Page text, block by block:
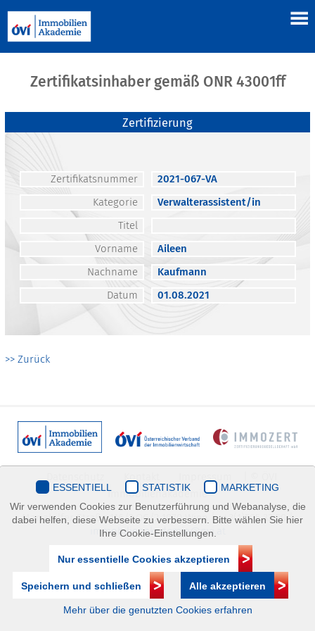
Zertifikatsinhaber gemäß ONR 43001ff
Zertifizierung
Zertifikatsnummer
2021-067-VA
Kategorie
Verwalterassistent/in
Titel
Vorname
Aileen
Nachname
Kaufmann
Datum
01.08.2021
>> Zurück
Immobilienakademie
Mariahilfer Straße 116/2.OG/2 1070 Wien | +43(1)505 32 50 |
immobilienakademie@ovi.at
ESSENTIELL STATISTIK
MARKETING
Wir verwenden Cookies zur Benutzerführung und Webanalyse, die
dabei helfen, diese Webseite zu verbessern. Bitte wählen Sie hier
Ihre Cookie-Einstellungen.
Nur essentielle Cookies akzeptieren
Speichern und schließen Alle akzeptieren
Mehr über die genutzten Cookies erfahren